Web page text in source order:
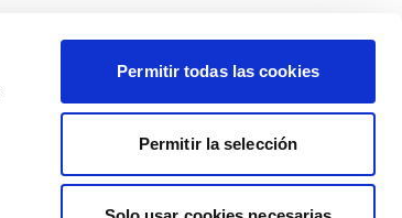
Permitir todas las cookies
Permitir la selección